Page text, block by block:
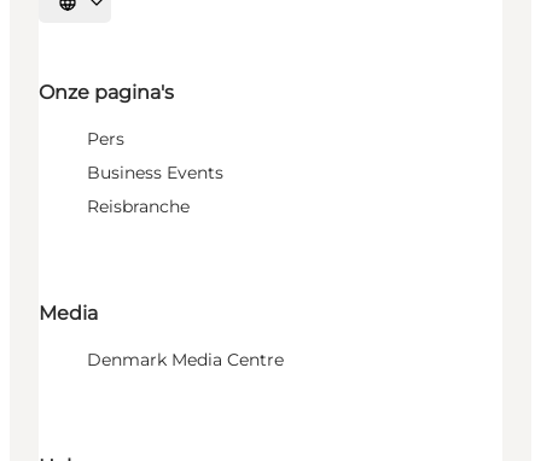
Selecteer taal
Onze pagina's
Pers
Business Events
Reisbranche
Media
Denmark Media Centre